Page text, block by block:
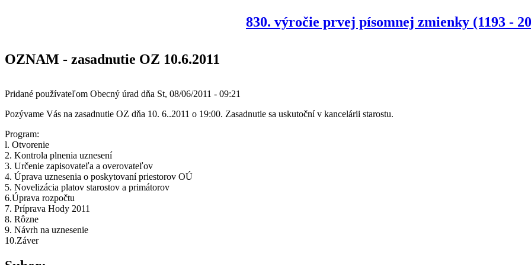
830. výročie prvej písomnej zmienky (1193 -
OZNAM - zasadnutie OZ 10.6.2011
Pridané používateľom Obecný úrad dňa St, 08/06/2011 - 09:21
Pozývame Vás na zasadnutie OZ dňa 10. 6..2011 o 19:00. Zasadnutie sa uskutoční v kancelárii starostu.
Program:
l. Otvorenie
2. Kontrola plnenia uznesení
3. Určenie zapisovateľa a overovateľov
4. Úprava uznesenia o poskytovaní priestorov OÚ
5. Novelizácia platov starostov a primátorov
6.Úprava rozpočtu
7. Príprava Hody 2011
8. Rôzne
9. Návrh na uznesenie
10.Záver